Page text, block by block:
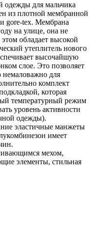
одежды для мальчика
из плотной мембранной
gore-tex. Мембрана
на улице, она не
обладает высокой
утеплитель нового
высочайшую
слое. Это позволяет
немаловажно для
комплект
которая
температурный режим
уровень активности
одежды).
эластичные манжеты
имеет
мехом,
элементы, стильная